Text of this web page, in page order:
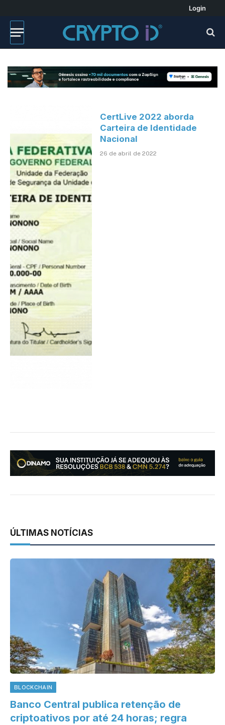
Login
CertLive 2022 aborda
Carteira de Identidade
Nacional
26 de abril de 2022
ÚLTIMAS NOTÍCIAS
BLOCKCHAIN
Banco Central publica retenção de
criptoativos por até 24 horas; regra